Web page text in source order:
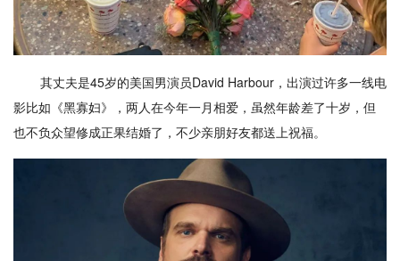
其丈夫是45岁的美国男演员David Harbour，出演过许多一线电
影比如《黑寡妇》，两人在今年一月相爱，虽然年龄差了十岁，但
也不负众望修成正果结婚了，不少亲朋好友都送上祝福。